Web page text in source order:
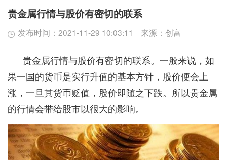
贵金属行情与股价有密切的联系
发布时间：2021-11-29 10:03:11 来源：创富
贵金属行情与股价有密切的联系。一般来说，如
果一国的货币是实行升值的基本方针，股价便会上
涨，一旦其货币贬值，股价即随之下跌。所以贵金属
的行情会带给股市以很大的影响。